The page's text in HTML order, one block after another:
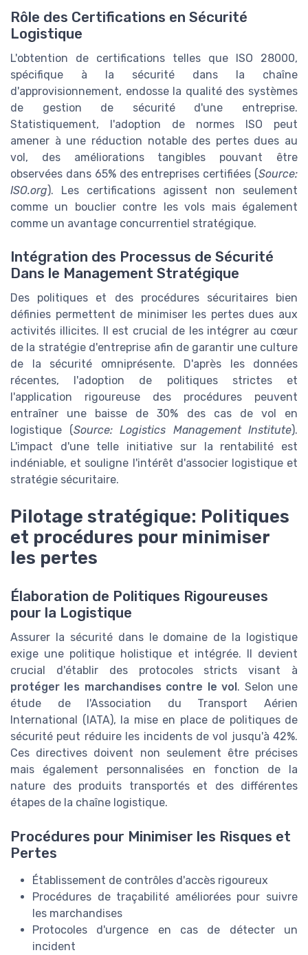
Rôle des Certifications en Sécurité
Logistique
L'obtention de certifications telles que ISO 28000,
spécifique à la sécurité dans la chaîne
d'approvisionnement, endosse la qualité des systèmes
de gestion de sécurité d'une entreprise.
Statistiquement, l'adoption de normes ISO peut
amener à une réduction notable des pertes dues au
vol, des améliorations tangibles pouvant être
observées dans 65% des entreprises certifiées (Source:
ISO.org). Les certifications agissent non seulement
comme un bouclier contre les vols mais également
comme un avantage concurrentiel stratégique.
Intégration des Processus de Sécurité
Dans le Management Stratégique
Des politiques et des procédures sécuritaires bien
définies permettent de minimiser les pertes dues aux
activités illicites. Il est crucial de les intégrer au cœur
de la stratégie d'entreprise afin de garantir une culture
de la sécurité omniprésente. D'après les données
récentes, l'adoption de politiques strictes et
l'application rigoureuse des procédures peuvent
entraîner une baisse de 30% des cas de vol en
logistique (Source: Logistics Management Institute).
L'impact d'une telle initiative sur la rentabilité est
indéniable, et souligne l'intérêt d'associer logistique et
stratégie sécuritaire.
Pilotage stratégique: Politiques
et procédures pour minimiser
les pertes
Élaboration de Politiques Rigoureuses
pour la Logistique
Assurer la sécurité dans le domaine de la logistique
exige une politique holistique et intégrée. Il devient
crucial d'établir des protocoles stricts visant à
protéger les marchandises contre le vol . Selon une
étude de l'Association du Transport Aérien
International (IATA), la mise en place de politiques de
sécurité peut réduire les incidents de vol jusqu'à 42%.
Ces directives doivent non seulement être précises
mais également personnalisées en fonction de la
nature des produits transportés et des différentes
étapes de la chaîne logistique.
Procédures pour Minimiser les Risques et
Pertes
Établissement de contrôles d'accès rigoureux
Procédures de traçabilité améliorées pour suivre
les marchandises
Protocoles d'urgence en cas de détecter un
incident